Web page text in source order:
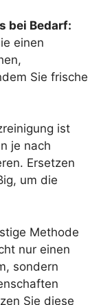
bei Bedarf:
einen
Sie frische
ist
je nach
Ersetzen
um die
Methode
nur einen
sondern
Sie diese